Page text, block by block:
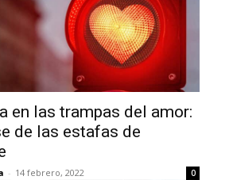
en las trampas del amor:
de las estafas de
- 14 febrero, 2022 0